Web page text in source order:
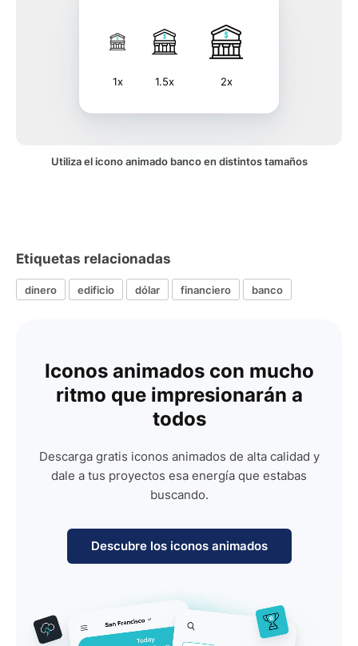
1x 1.5x 2x
Utiliza el icono animado banco en distintos tamaños
Etiquetas relacionadas
dinero edificio dólar financiero banco
Iconos animados con mucho
ritmo que impresionarán a
todos
Descarga gratis iconos animados de alta calidad y
dale a tus proyectos esa energía que estabas
buscando.
Descubre los iconos animados